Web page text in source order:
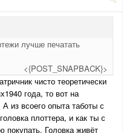
лучше печатать
<{POST_SNAPBACK}>
чисто теоретически
года, то вот на
из всоего опыта таботы с
плоттера, и как ты с
покупать. Головка живёт